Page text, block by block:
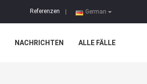
German
Referenzen
NACHRICHTEN ALLE FÄLLE